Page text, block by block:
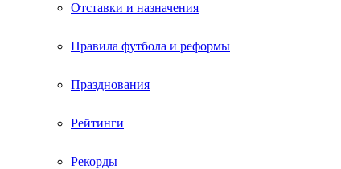
Отставки и назначения
Правила футбола и реформы
Празднования
Рейтинги
Рекорды